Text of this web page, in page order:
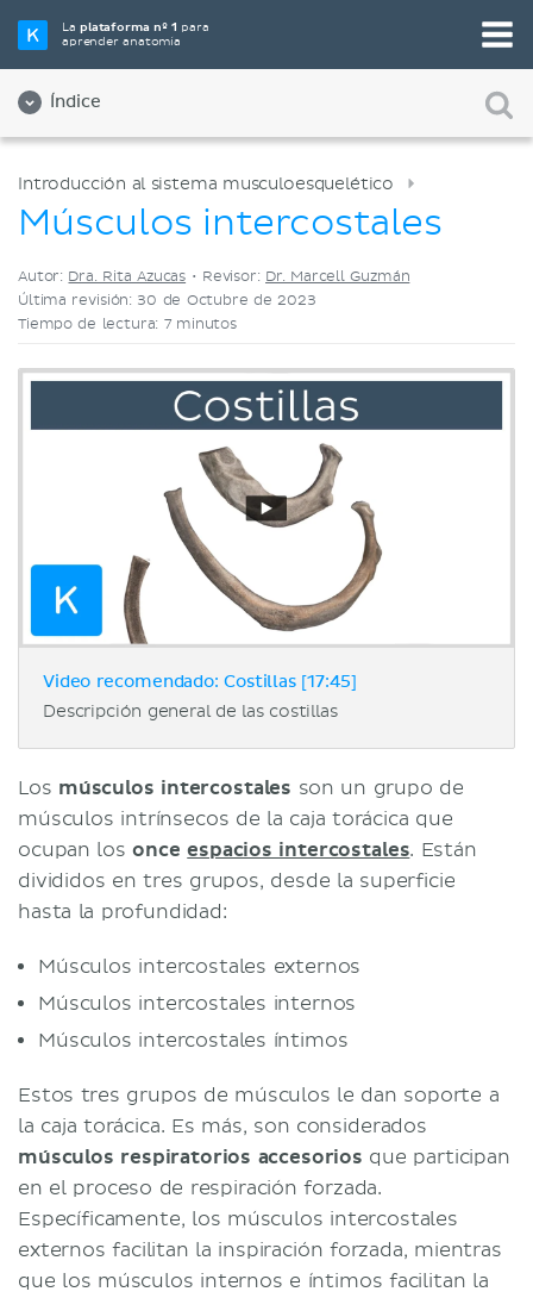
Laplataforma nº 1 para
aprender anatomía
Índice
Elige tu herramienta de estudio favorita
Videos
Introducción al sistema musculoesquelético
Músculos intercostales
Autor: Dra. Rita Azucas • Revisor: Dr. Marcell Guzmán
Última revisión: 30 de Octubre de 2023
Tiempo de lectura: 7 minutos
Video recomendado: Costillas [17:45]
Descripción general de las costillas
Los músculos intercostales son un grupo de
músculos intrínsecos de la caja torácica que
ocupan losonceespacios intercostales. Están
divididos en tres grupos, desde la superficie
hasta la profundidad:
Músculos intercostales externos
Músculos intercostales internos
Músculos intercostales íntimos
Estos tres grupos de músculos le dan soporte a
la caja torácica. Es más, son considerados
músculos respiratorios accesorios que participan
en el proceso de respiración forzada.
Específicamente, los músculos intercostales
externos facilitan la inspiración forzada, mientras
que los músculos internos e íntimos facilitan la